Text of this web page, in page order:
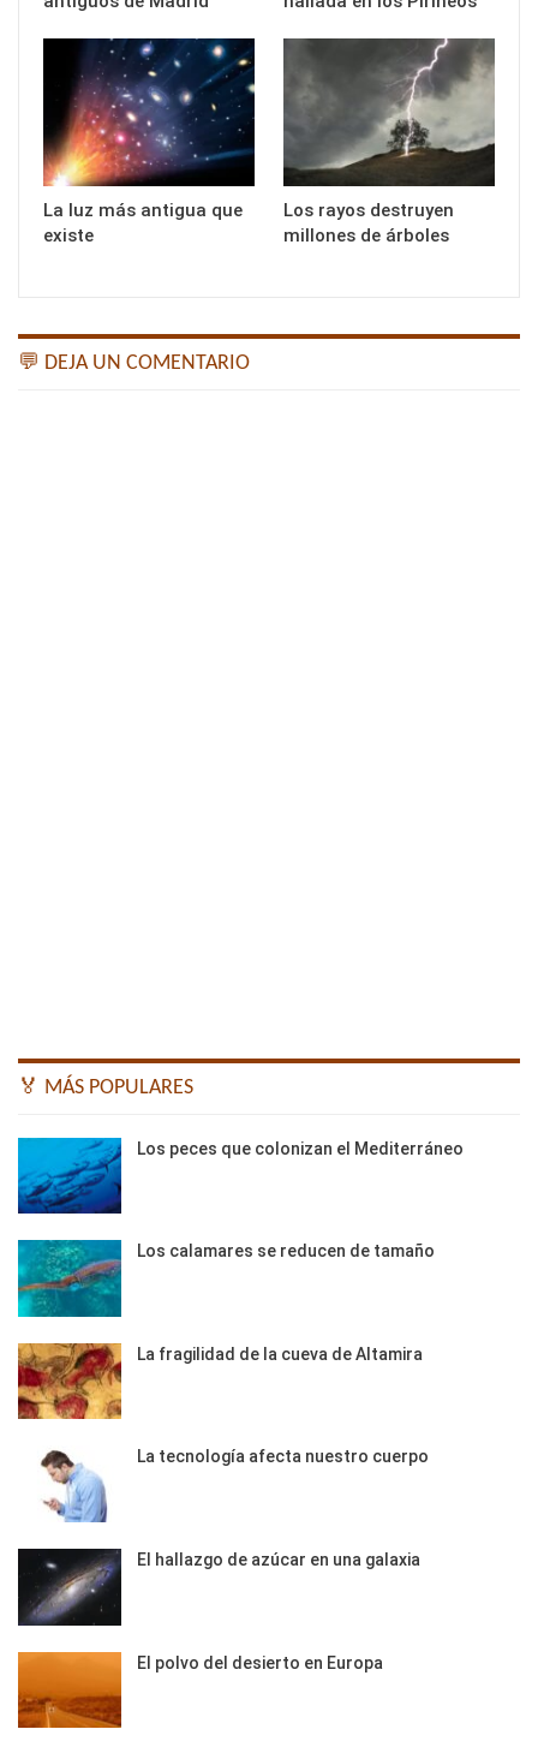
La luz más antigua que
existe
Los rayos destruyen
millones de árboles
💬 DEJA UN COMENTARIO
🏅 MÁS POPULARES
Los peces que colonizan el Mediterráneo
Los calamares se reducen de tamaño
La fragilidad de la cueva de Altamira
La tecnología afecta nuestro cuerpo
El hallazgo de azúcar en una galaxia
El polvo del desierto en Europa